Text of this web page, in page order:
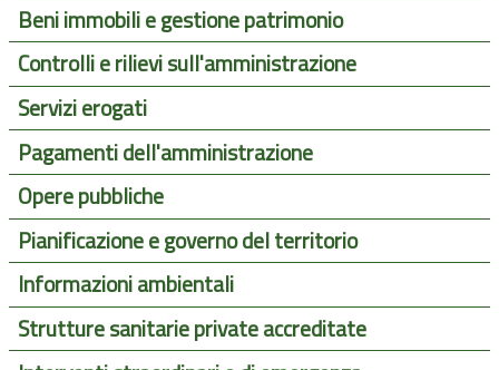
Beni immobili e gestione patrimonio
Controlli e rilievi sull'amministrazione
Servizi erogati
Pagamenti dell'amministrazione
Opere pubbliche
Pianificazione e governo del territorio
Informazioni ambientali
Strutture sanitarie private accreditate